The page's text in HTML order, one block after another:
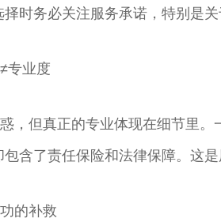
时务必关注服务承诺，特别是
专业度
，但真正的专业体现在细节里
含了责任保险和法律保障。这是
的补救